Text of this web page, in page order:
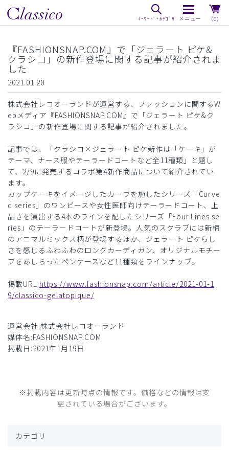
（0）
『FASHIONSNAP.COM』で「ジェラート ピケ&
クラシコ」の新作登場に関する記事が紹介されま
した
2021.01.20
株式会社レコオーランドが運営する、ファッションに関するW
ebメディア『FASHIONSNAP.COM』で「ジェラート ピケ&ク
ラシコ」の新作登場に関する記事が紹介されました。
記事では、「クラシコ×ジェラート ピケ新作は「ケーキ」が
テーマ、ナース服やテーラードコートなど全11種類」と題し
て、2/9に発売するコラボ第4新作商品について紹介されてい
ます。
カップケーキをイメージしたカーヴを施したシリーズ「Curve
d series」のワンピースや女性医師向けテーラードコート、上
品さを演出する4本のラインを配したシリーズ「Four Lines se
ries」のテーラードコートが新登場。人気のスクラブには新柄
のアニマルミックス柄が登場するほか、ジェラート ピケらし
さを感じるふわふわのロングカーディガン、オリジナルモチー
フをあしらったペンケースなど11種類をラインナップ。
掲載URL:https://www.fashionsnap.com/article/2021-01-1
9/classico-gelatopique/
運営会社:株式会社レコオーランド
媒体名:FASHIONSNAP.COM
掲載日:2021年1月19日
※掲載内容は更新時点の情報です。価格などの情報は変
更されている場合がございます。
カテゴリ